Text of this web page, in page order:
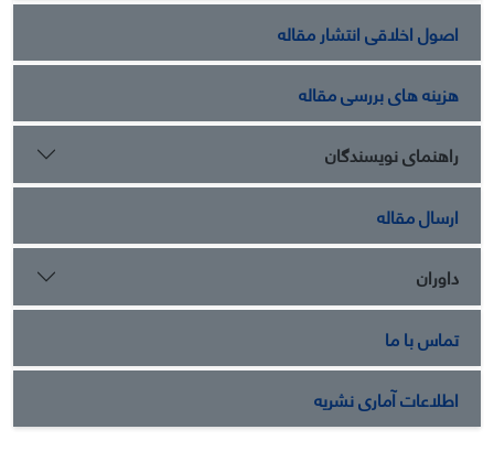
اصول اخلاقی انتشار مقاله
هزینه های بررسی مقاله
راهنمای نویسندگان
ارسال مقاله
داوران
تماس با ما
اطلاعات آماری نشریه